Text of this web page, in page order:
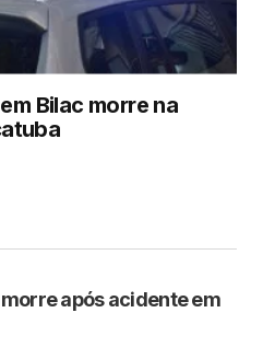
Bilac morre na
após acidente em